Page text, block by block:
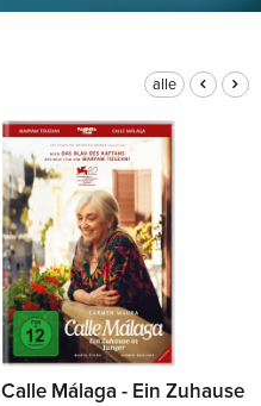
alle
Calle Málaga - Ein Zuhause